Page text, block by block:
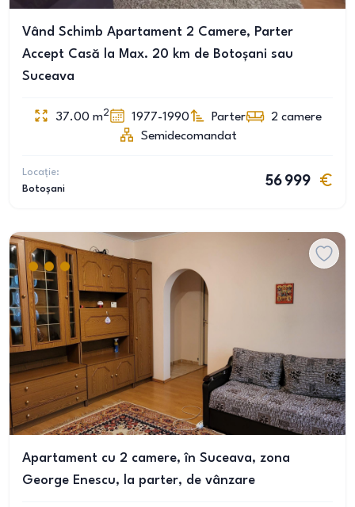
Vând Schimb Apartament 2 Camere, Parter
Accept Casă la Max. 20 km de Botoșani sau
Suceava
37.00 m2 1977-1990 Parter 2 camere
Semidecomandat
Locație:
Botoșani
56 999
Apartament cu 2 camere, în Suceava, zona
George Enescu, la parter, de vânzare